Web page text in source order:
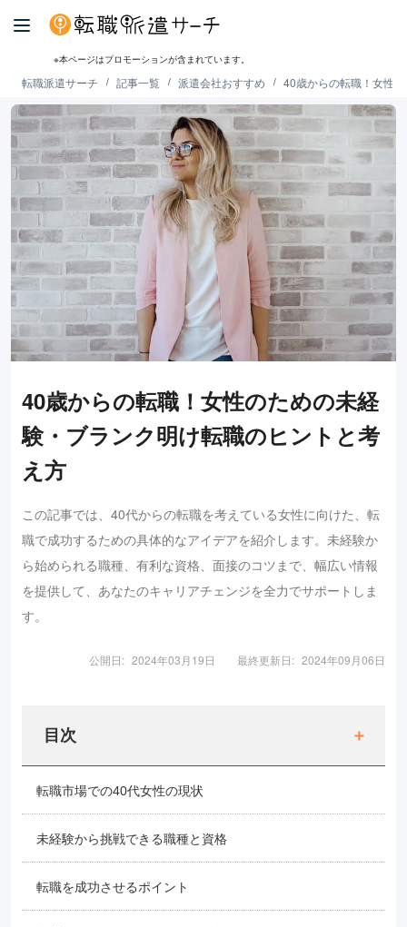
※本ページはプロモーションが含まれています。
転職派遣サーチ 記事一覧 派遣会社おすすめ 40歳からの転職！女性
40歳からの転職！女性のための未経
験・ブランク明け転職のヒントと考
え方
この記事では、40代からの転職を考えている女性に向けた、転
職で成功するための具体的なアイデアを紹介します。未経験か
ら始められる職種、有利な資格、面接のコツまで、幅広い情報
を提供して、あなたのキャリアチェンジを全力でサポートしま
す。
公開日: 2024年03月19日 最終更新日: 2024年09月06日
目次
転職市場での40代女性の現状
未経験から挑戦できる職種と資格
転職を成功させるポイント